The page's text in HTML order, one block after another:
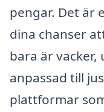
pengar. Det är
dina chanser
bara är vacker,
anpassad till
plattformar